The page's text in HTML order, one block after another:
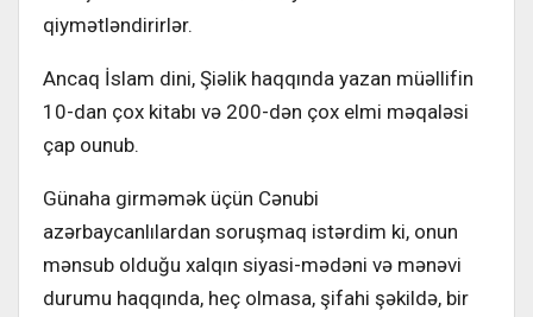
qiymətləndirirlər.
Ancaq İslam dini, Şiəlik haqqında yazan müəllifin
10-dan çox kitabı və 200-dən çox elmi məqaləsi
çap ounub.
Günaha girməmək üçün Cənubi
azərbaycanlılardan soruşmaq istərdim ki, onun
mənsub olduğu xalqın siyasi-mədəni və mənəvi
durumu haqqında, heç olmasa, şifahi şəkildə, bir